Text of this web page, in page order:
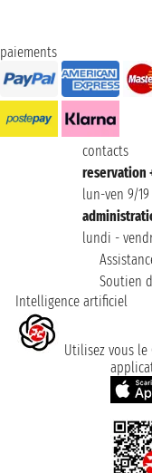
paiements
contacts
reservation
lun-ven 9/
lundi -
Soutien
Intelligence artificiel
Utilisez vous le